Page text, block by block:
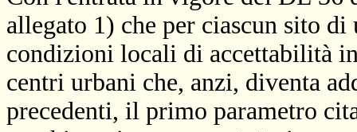
allegato 1) che per ciascun sito
condizioni locali di accettabilità
centri urbani che, anzi, diventa
precedenti, il primo parametro